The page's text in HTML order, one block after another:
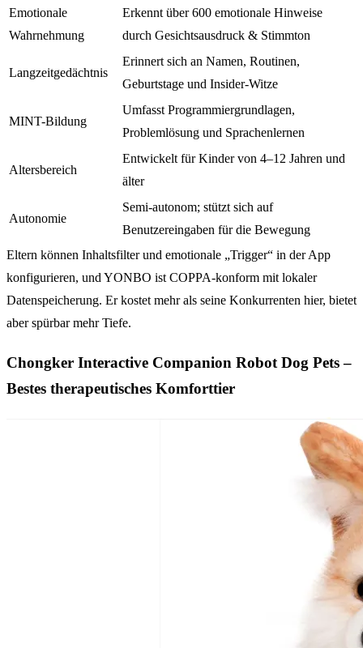
Emotionale
Wahrnehmung
Erkennt über 600 emotionale Hinweise
durch Gesichtsausdruck & Stimmton
Langzeitgedächtnis
Erinnert sich an Namen, Routinen,
Geburtstage und Insider-Witze
MINT-Bildung
Umfasst Programmiergrundlagen,
Problemlösung und Sprachenlernen
Altersbereich
Entwickelt für Kinder von 4–12 Jahren und
älter
Autonomie
Semi-autonom; stützt sich auf
Benutzereingaben für die Bewegung
Eltern können Inhaltsfilter und emotionale „Trigger“ in der App
konfigurieren, und YONBO ist COPPA-konform mit lokaler
Datenspeicherung. Er kostet mehr als seine Konkurrenten hier, bietet
aber spürbar mehr Tiefe.
Chongker Interactive Companion Robot Dog Pets –
Bestes therapeutisches Komforttier